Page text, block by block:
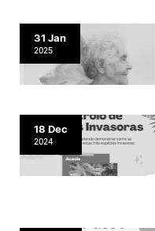
31 Jan
2025
18 Dec
2024